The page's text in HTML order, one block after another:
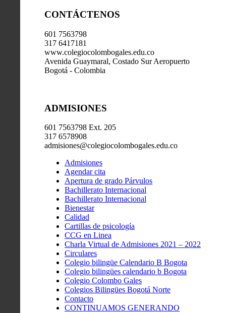
CONTÁCTENOS
601 7563798
317 6417181
www.colegiocolombogales.edu.co
Avenida Guaymaral, Costado Sur Aeropuerto
Bogotá - Colombia
ADMISIONES
601 7563798 Ext. 205
317 6578908
admisiones@colegiocolombogales.edu.co
Admisiones
Agendar cita
Apertura de grado Párvulos
Bachillerato Internacional
Bachillerato Internacional
Bienestar
Calidad
Cartillas de psicología
CCG en Linea
Charla Virtual de Admisiones 2021 – 2022
Circulares
Colegio bilingüe Calendario B Bogota
Colegio bilingües calendario b Bogota
Colegio Colombo Gales
Colegios Bilingües Bogotá Norte
Contacto
CONTINUAMOS GENERANDO